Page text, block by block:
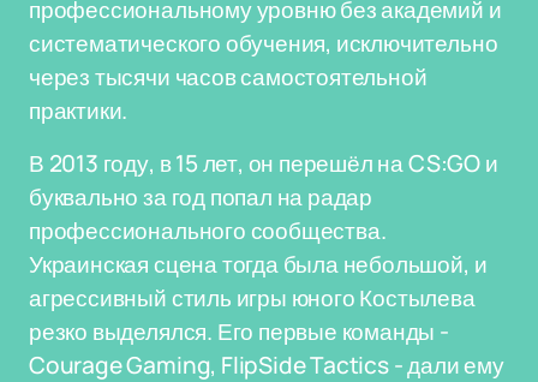
профессиональному уровню без академий и
систематического обучения, исключительно
через тысячи часов самостоятельной
практики.
В 2013 году, в 15 лет, он перешёл на CS:GO и
буквально за год попал на радар
профессионального сообщества.
Украинская сцена тогда была небольшой, и
агрессивный стиль игры юного Костылева
резко выделялся. Его первые команды -
Courage Gaming, FlipSide Tactics - дали ему